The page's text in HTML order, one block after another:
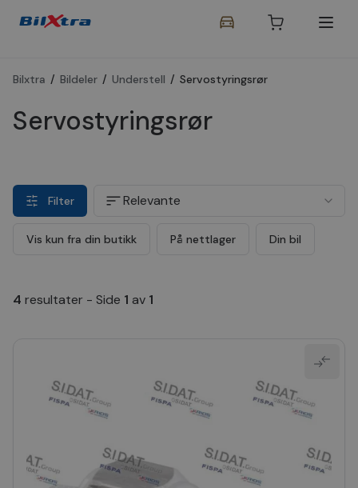
Bilxtra / Bildeler / Understell / Servostyringsrør
Servostyringsrør
Filter Relevante
Vis kun fra din butikk På nettlager Din bil
4 resultater - Side 1 av 1